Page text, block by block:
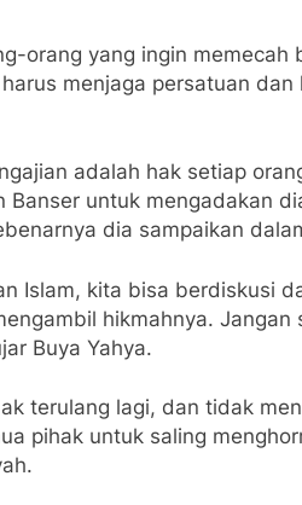
orang yang ingin memecah
menjaga persatuan dan
adalah hak setiap
untuk mengadakan
dia sampaikan
Islam, kita bisa berdiskusi
hikmahnya. Jangan
Buya Yahya.
terulang lagi, dan tidak
pihak untuk saling